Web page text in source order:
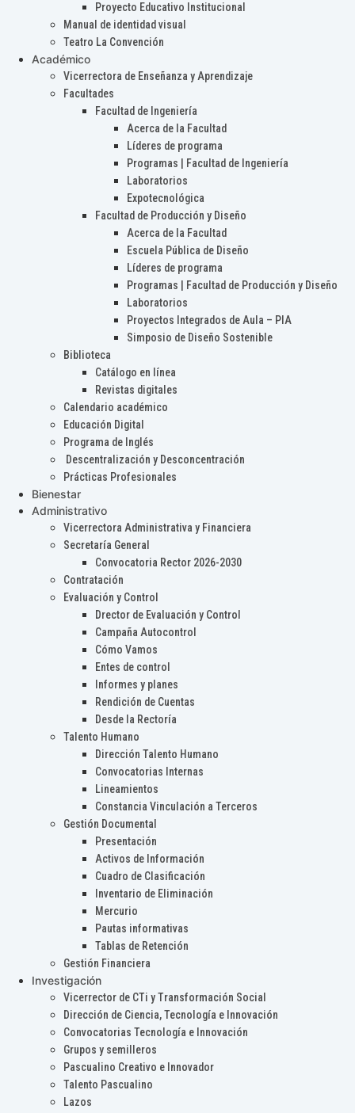
Proyecto Educativo Institucional
Manual de identidad visual
Teatro La Convención
Académico
Vicerrectora de Enseñanza y Aprendizaje
Facultades
Facultad de Ingeniería
Acerca de la Facultad
Líderes de programa
Programas | Facultad de Ingeniería
Laboratorios
Expotecnológica
Facultad de Producción y Diseño
Acerca de la Facultad
Escuela Pública de Diseño
Líderes de programa
Programas | Facultad de Producción y Diseño
Laboratorios
Proyectos Integrados de Aula – PIA
Simposio de Diseño Sostenible
Biblioteca
Catálogo en línea
Revistas digitales
Calendario académico
Educación Digital
Programa de Inglés
Descentralización y Desconcentración
Prácticas Profesionales
Bienestar
Administrativo
Vicerrectora Administrativa y Financiera
Secretaría General
Convocatoria Rector 2026-2030
Contratación
Evaluación y Control
Drector de Evaluación y Control
Campaña Autocontrol
Cómo Vamos
Entes de control
Informes y planes
Rendición de Cuentas
Desde la Rectoría
Talento Humano
Dirección Talento Humano
Convocatorias Internas
Lineamientos
Constancia Vinculación a Terceros
Gestión Documental
Presentación
Activos de Información
Cuadro de Clasificación
Inventario de Eliminación
Mercurio
Pautas informativas
Tablas de Retención
Gestión Financiera
Investigación
Vicerrector de CTi y Transformación Social
Dirección de Ciencia, Tecnología e Innovación
Convocatorias Tecnología e Innovación
Grupos y semilleros
Pascualino Creativo e Innovador
Talento Pascualino
Lazos